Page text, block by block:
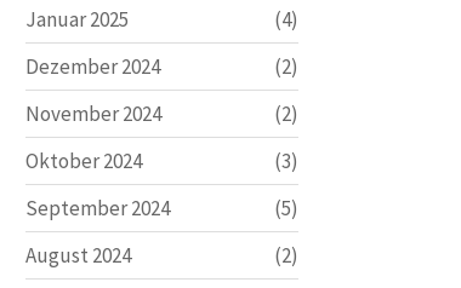
Januar 2025
(4)
Dezember 2024
(2)
November 2024
(2)
Oktober 2024
(3)
September 2024
(5)
August 2024
(2)